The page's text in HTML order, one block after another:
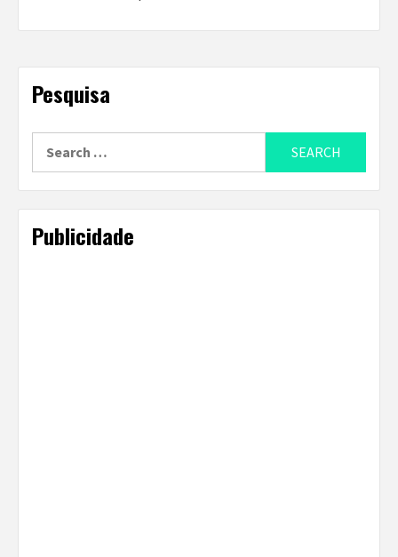
Pesquisa
for:
Publicidade